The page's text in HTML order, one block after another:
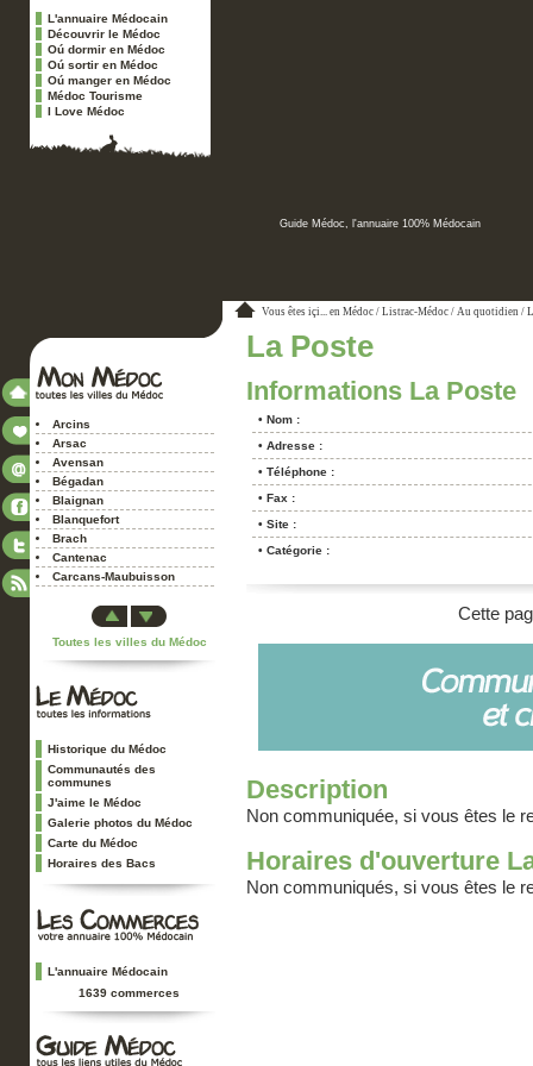
L'annuaire Médocain
Découvrir le Médoc
Oú dormir en Médoc
Oú sortir en Médoc
Oú manger en Médoc
Médoc Tourisme
I Love Médoc
Guide Médoc, l'annuaire 100% Médocain
Arcins
Arsac
Avensan
Bégadan
Blaignan
Blanquefort
Brach
Cantenac
Carcans-Maubuisson
Castelnau-Médoc
Cissac-Médoc
Civrac-en-Médoc
Couquèques
Cussac-Fort-Médoc
Eysines
Gaillan-en-Médoc
Grayan-et-l'Hôpital
Lacanau
Lamarque
Le Pian-Médoc
Le Porge
Le Temple
Le Taillan-Médoc
Lesparre-Médoc
Listrac-Médoc
Ludon-Médoc
Macau
Moulis-en-Médoc
Toutes les villes du Médoc
Historique du Médoc
Communautés des
communes
J'aime le Médoc
Galerie photos du Médoc
Carte du Médoc
Horaires des Bacs
L'annuaire Médocain
1639 commerces
Vous êtes içi... en Médoc / Listrac-Médoc / Au quotidien /
La Poste
Informations La Poste
• Nom :
• Adresse :
• Téléphone :
• Fax :
• Site :
• Catégorie :
Cette
Description
Non communiquée, si vous êtes le
Horaires d'ouverture
Non communiqués, si vous êtes le